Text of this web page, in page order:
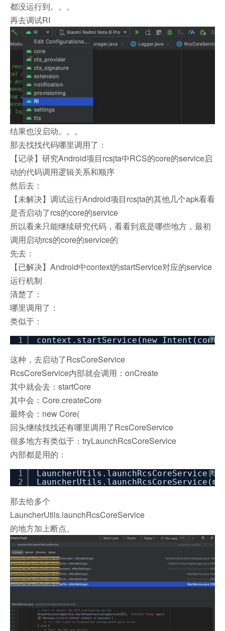
都没运行到。。。
再去调试RI
结果也没启动。。。
那去找找代码哪里调用了：
【记录】研究Android项目rcsjta中RCS的core的service启
动的代码调用逻辑关系和顺序
然后去：
【未解决】调试运行Android项目rcsjta的其他几个apk看看
是否启动了rcs的core的service
所以看来只能继续研究代码，看看到底是哪些地方，最初
调用启动rcs的core的service的
先去：
【已解决】Android中context的startService对应的service
运行机制
清楚了：
哪里调用了：
类似于：
?
1 context.startService(new
这种，去启动了RcsCoreService
RcsCoreService内部就会调用：onCreate
其中就会去：startCore
其中会：Core.createCore
最终会：new Core(
回头继续找找还有哪里调用了RcsCoreService
很多地方有类似于：tryLaunchRcsCoreService
内部都是用的：
?
1
2
那去给多个
LauncherUtils.launchRcsCoreService
的地方加上断点。